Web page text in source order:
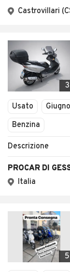
Castrovillari
3
Usato
Benzina
Descrizione
PROCAR DI
Italia
5